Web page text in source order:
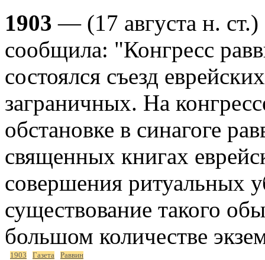
1903 — (17 августа н.
сообщила: "Конгресс
состоялся съезд
заграничных. На
обстановке в синагоге
священных книгах
совершения ритуальных
существование такого
большом количестве
1903 Газета Раввин